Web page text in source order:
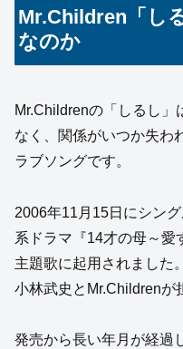
Mr.Children「し
なのか
Mr.Childrenの「しるし
なく、関係がいつか失わ
ラブソングです。
2006年11月15日にシン
系ドラマ『14才の母～愛
主題歌に起用されました
小林武史とMr.Childrenが
発売から長い年月が経過